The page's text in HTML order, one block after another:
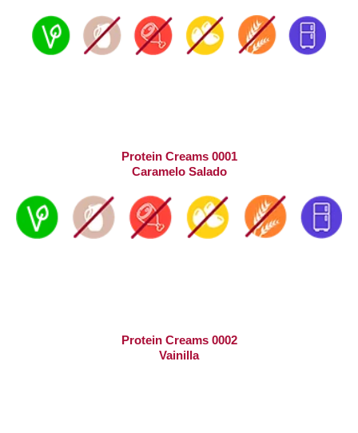
Protein Creams 0001
Caramelo Salado
Protein Creams 0002
Vainilla